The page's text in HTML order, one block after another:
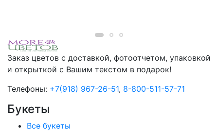
Заказ цветов с доставкой, фотоотчетом, упаковкой
и открыткой с Вашим текстом в подарок!
Телефоны: +7(918) 967-26-51, 8-800-511-57-71
Букеты
Все букеты